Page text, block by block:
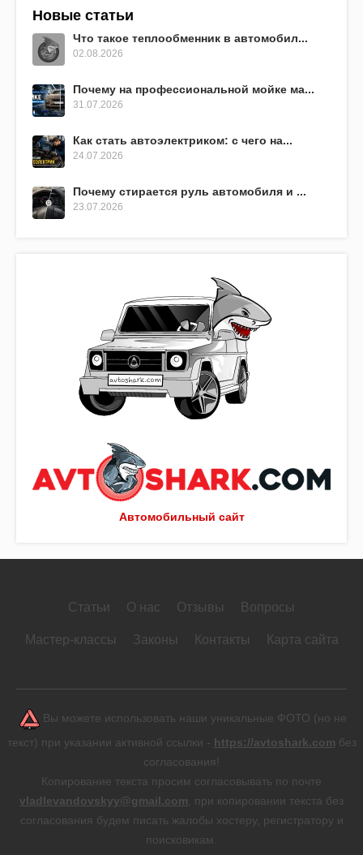
Автомобильный сайт
Новые статьи
Что такое теплообменник в автомобил...
02.08.2026
Почему на профессиональной мойке ма...
31.07.2026
Как стать автоэлектриком: с чего на...
24.07.2026
Почему стирается руль автомобиля и ...
23.07.2026
Статьи О нас Отзывы Вопросы
Мастер-классы Законы Контакты Карта сайта
Вы можете использовать наши уникальные ФОТО (но не
текст) при указании активной ссылки - https://avtoshark.com без
согласования!
Копирование текста просим согласовывать по почте
vladlevandovskyy@gmail.com , при копировании текста без
согласования будем писать жалобы хостеру, регистратору и
поисковикам.